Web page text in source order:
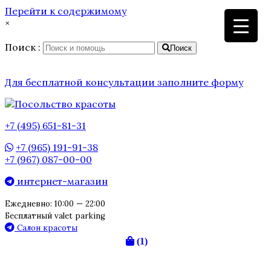
Перейти к содержимому
×
Поиск :
Поиск
Для бесплатной консультации заполните форму
+7 (495) 651-81-31
+7 (965) 191-91-38
+7 (967) 087-00-00
интернет-магазин
Ежедневно: 10:00 — 22:00
Бесплатный valet parking
Салон красоты
(1)